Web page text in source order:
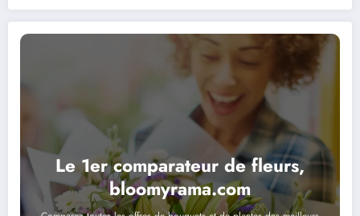
Le 1er comparateur de fleurs,
bloomyrama.com